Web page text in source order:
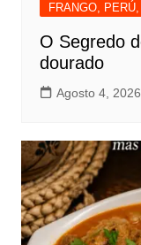
FRANGO,
O Segredo
dourado
Agosto 4, 2026